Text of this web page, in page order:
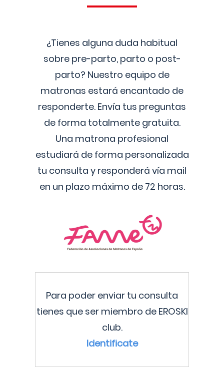
¿Tienes alguna duda habitual
sobre pre-parto, parto o post-
parto? Nuestro equipo de
matronas estará encantado de
responderte. Envía tus preguntas
de forma totalmente gratuita.
Una matrona profesional
estudiará de forma personalizada
tu consulta y responderá vía mail
en un plazo máximo de 72 horas.
Para poder enviar tu consulta
tienes que ser miembro de EROSKI
club.
Identificate